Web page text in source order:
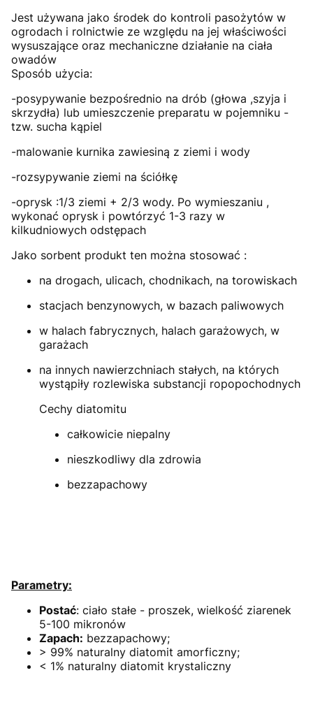
Jest używana jako środek do kontroli pasożytów w
ogrodach i rolnictwie ze względu na jej właściwości
wysuszające oraz mechaniczne działanie na ciała
owadów
Sposób użycia:
-posypywanie bezpośrednio na drób (głowa ,szyja i
skrzydła) lub umieszczenie preparatu w pojemniku -
tzw. sucha kąpiel
-malowanie kurnika zawiesiną z ziemi i wody
-rozsypywanie ziemi na ściółkę
-oprysk :1/3 ziemi + 2/3 wody. Po wymieszaniu ,
wykonać oprysk i powtórzyć 1-3 razy w
kilkudniowych odstępach
Jako sorbent produkt ten można stosować :
na drogach, ulicach, chodnikach, na torowiskach
stacjach benzynowych, w bazach paliwowych
w halach fabrycznych, halach garażowych, w
garażach
na innych nawierzchniach stałych, na których
wystąpiły rozlewiska substancji ropopochodnych
Cechy diatomitu
całkowicie niepalny
nieszkodliwy dla zdrowia
bezzapachowy
Parametry:
Postać: ciało stałe - proszek, wielkość ziarenek
5-100 mikronów
Zapach: bezzapachowy;
> 99% naturalny diatomit amorficzny;
< 1% naturalny diatomit krystaliczny